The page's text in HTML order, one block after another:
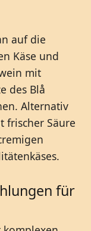
auf die
Käse und
mit
des Blå
Alternativ
frischer Säure
für